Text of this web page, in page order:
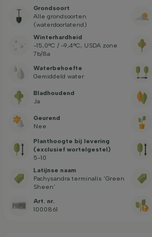
Grondsoort
Alle grondsoorten
(waterdoorlatend)
Winterhardheid
-15,0°C / -9,4°C, USDA zone
7b/8a
Waterbehoefte
Gemiddeld water
Bladhoudend
Ja
Geurend
Nee
Planthoogte bij levering
(exclusief wortelgestel)
5-10
Latijnse naam
Pachysandra terminalis 'Green
Sheen'
Art. nr.
1000861